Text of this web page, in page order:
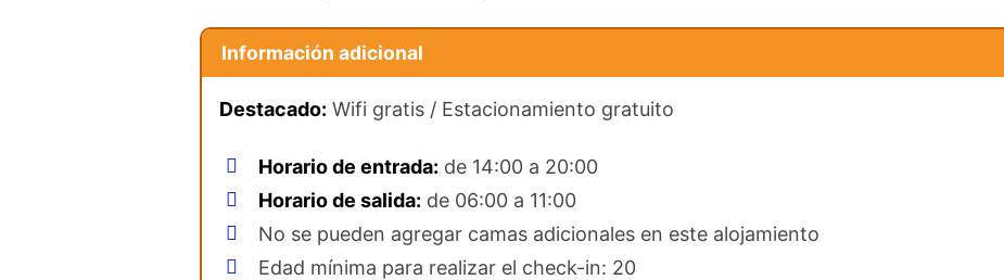
Información adicional
Destacado: Wifi gratis / Estacionamiento gratuito
Horario de entrada: de 14:00 a 20:00
Horario de salida: de 06:00 a 11:00
No se pueden agregar camas adicionales en este alojamiento
Edad mínima para realizar el check-in: 20